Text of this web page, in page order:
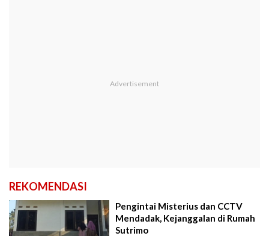
REKOMENDASI
Pengintai Misterius dan CCTV
Mendadak, Kejanggalan di Rumah
Sutrimo